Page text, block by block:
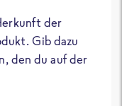
der
Gib dazu
den du auf der